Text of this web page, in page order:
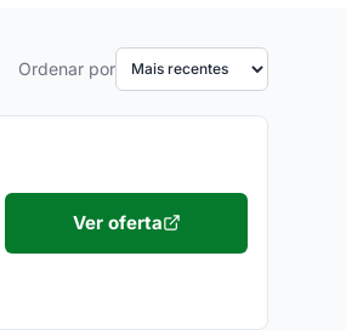
Ordenar por
Ver oferta